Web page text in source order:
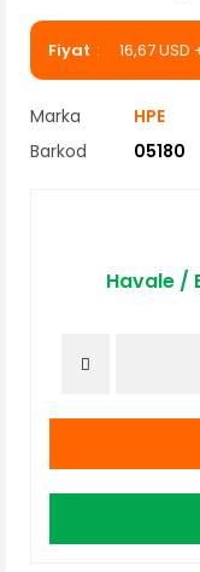
Fiyat 16,67 USD
Marka HPE
Barkod
05180
Havale /